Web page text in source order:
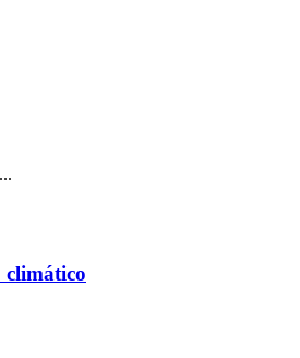
climático